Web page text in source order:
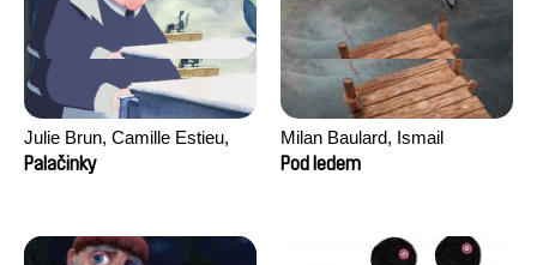
Julie Brun, Camille Estieu,
Jiamin Peng
Palačinky
Milan Baulard, Ismail
Berrahma, Flore Dupont,
Pod ledem